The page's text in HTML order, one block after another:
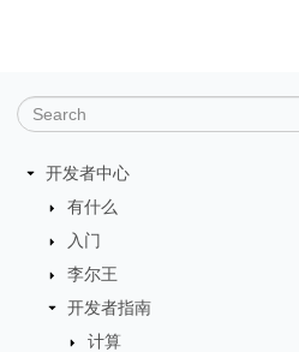
开发者中心
有什么
入门
李尔王
开发者指南
计算